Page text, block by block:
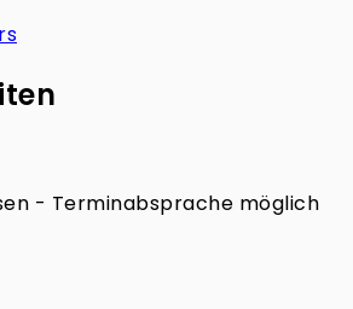
- Terminabsprache möglich